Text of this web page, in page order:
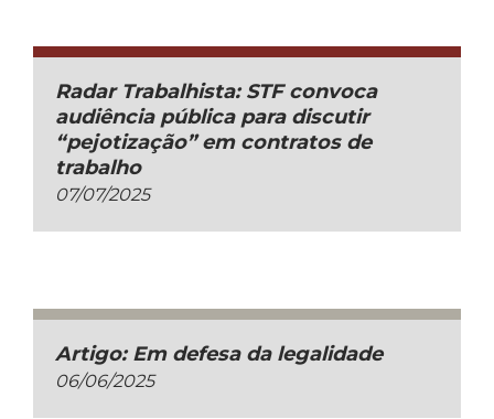
Radar Trabalhista: STF convoca
audiência pública para discutir
“pejotização” em contratos de
trabalho
07/07/2025
Artigo: Em defesa da legalidade
06/06/2025